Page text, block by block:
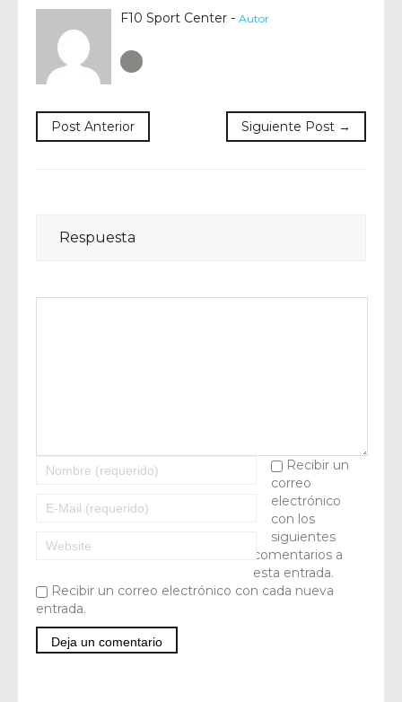
F10 Sport Center - Autor
Post Anterior Siguiente Post →
Respuesta
Recibir un
correo
electrónico
con los
siguientes
comentarios a
esta entrada.
Recibir un correo electrónico con cada nueva
entrada.